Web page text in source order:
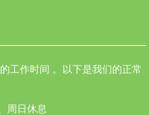
工作时间 。以下是我们的正常
周日休息